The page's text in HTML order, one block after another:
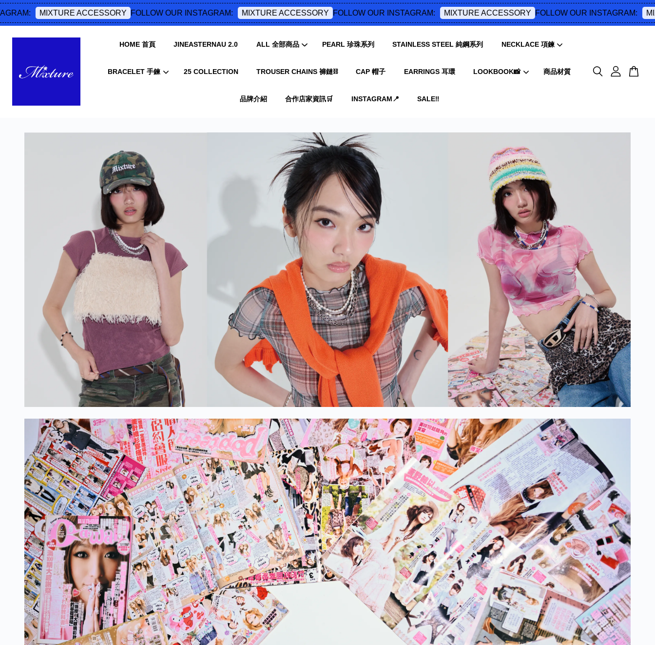
MIXTURE ACCESSORY FOLLOW OUR INSTAGRAM: MIXTURE ACCESSORY FOLLOW OUR INSTAGRAM: MIXTURE ACCESSORY FOLLOW OUR INSTAGRAM:
HOME 首頁 JINEASTERNAU 2.0 ALL 全部商品 PEARL 珍珠系列 STAINLESS STEEL 純鋼系列 NECKLACE 項鍊
BRACELET 手鍊 25 COLLECTION TROUSER CHAINS 褲鏈⛓️ CAP 帽子 EARRINGS 耳環 LOOKBOOK📸 商品材質
品牌介紹 合作店家資訊🛒 INSTAGRAM📍 SALE‼️